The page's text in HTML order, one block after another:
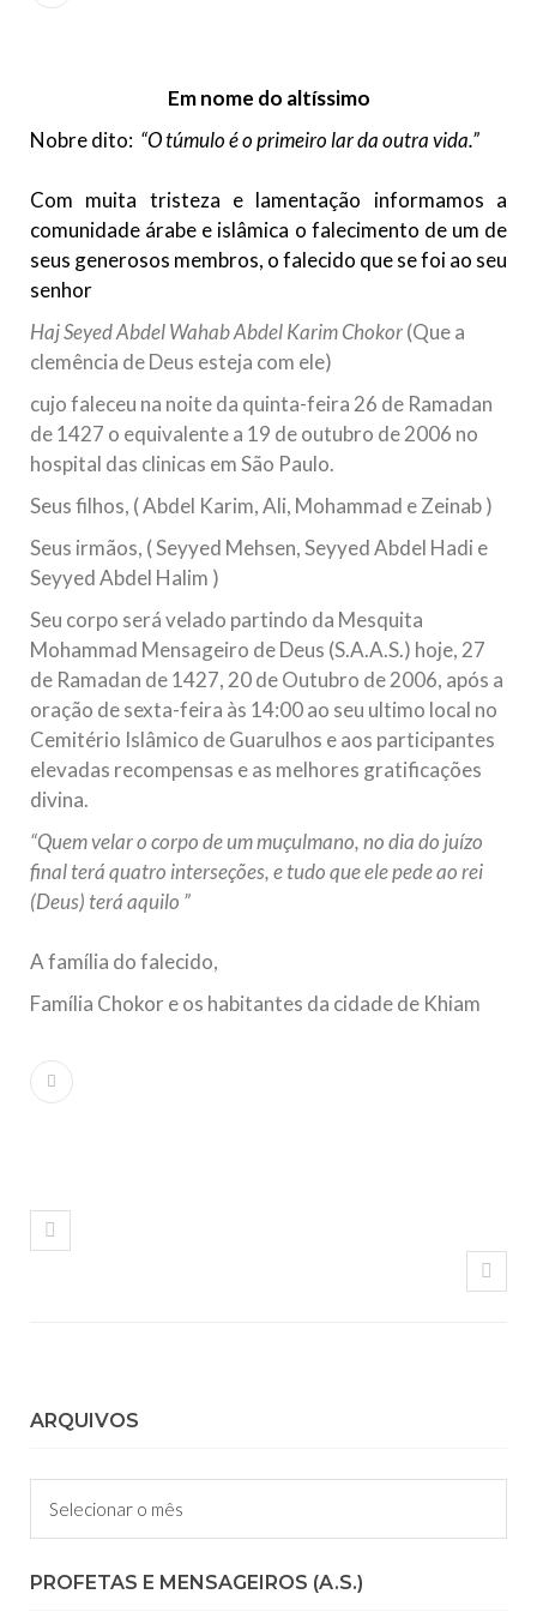
10 DE NOVEMBRO DE 2013
Falecimento do Imam Ali Ibn Al-Hussein
Em nome de Deus, o Clemente, o Misericordioso! Diante da
data em que relembramos o martírio do quarto Imam dos
muçulmanos, o Imam Ali Ibn Al-Hussein Ibn Ali Ibn Abi Táleb
3 DE JULHO DE 2014
ministro das Relações Exteriores da
República Islâmica do Irã
Na noite da quinta-feira, 03 de Abril, o Centro Islâmico no
Relações Exteriores da República Islâmica do Irã, Sr. Kamal
Em nome do altíssimo
Nobre dito: “O túmulo é o primeiro lar da outra vida.”
Com muita tristeza e lamentação informamos a
comunidade árabe e islâmica o falecimento de um de
seus generosos membros, o falecido que se foi ao seu
senhor
Haj Seyed Abdel Wahab Abdel Karim Chokor(Que a
clemência de Deus esteja com ele)
cujo faleceu na noite da quinta-feira 26 de Ramadan
de 1427 o equivalente a 19 de outubro de 2006 no
hospital das clinicas em São Paulo.
Seus filhos, ( Abdel Karim, Ali, Mohammad e Zeinab )
Seus irmãos, ( Seyyed Mehsen, Seyyed Abdel Hadi e
Seyyed Abdel Halim )
Seu corpo será velado partindo da Mesquita
Mohammad Mensageiro de Deus (S.A.A.S.) hoje, 27
de Ramadan de 1427, 20 de Outubro de 2006, após a
oração de sexta-feira às 14:00 ao seu ultimo local no
Cemitério Islâmico de Guarulhos e aos participantes
elevadas recompensas e as melhores gratificações
divina.
“Quem velar o corpo de um muçulmano, no dia do juízo
final terá quatro interseções, e tudo que ele pede ao rei
(Deus) terá aquilo ”
A família do falecido,
Família Chokor e os habitantes da cidade de Khiam
ARQUIVOS
Arquivos
PROFETAS E MENSAGEIROS (A.S.)